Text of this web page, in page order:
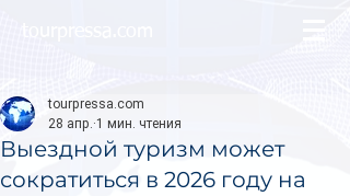
Выездной туризм может
сократиться в 2026 году на
tourpressa.com
28 апр. 1 мин. чтения